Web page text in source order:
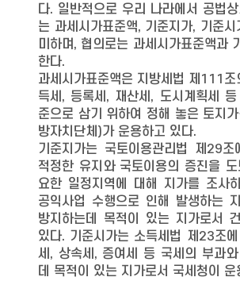
다. 일반적으로 우리 나라에서 공법
는 과세시가표준액, 기준지가, 기준시
미하며, 협의로는 과세시가표준액과
한다.
과세시가표준액은 지방세법 제111조
득세, 등록세, 재산세, 도시계획세
준으로 삼기 위하여 정해 놓은 토지
방자치단체)가 운용하고 있다.
기준지가는 국토이용관리법 제29조
적정한 유지와 국토이용의 증진을
요한 일정지역에 대해 지가를 조사
공익사업 수행으로 인해 발생하는
방지하는데 목적이 있는 지가로서
있다. 기준시가는 소득세법 제23조
세, 상속세, 증여세 등 국세의 부과
데 목적이 있는 지가로서 국세청이 운